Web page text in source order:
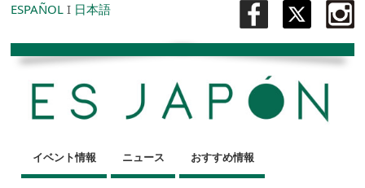
ESPAÑOL I 日本語
イベント情報 ニュース おすすめ情報